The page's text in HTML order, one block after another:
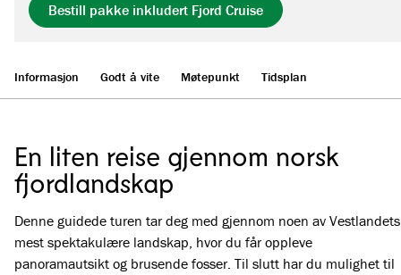
Bestill pakke inkludert Fjord Cruise
Informasjon Godt å vite Møtepunkt Tidsplan
En liten reise gjennom norsk
fjordlandskap
Denne guidede turen tar deg med gjennom noen av Vestlandets
mest spektakulære landskap, hvor du får oppleve
panoramautsikt og brusende fosser. Til slutt har du mulighet til